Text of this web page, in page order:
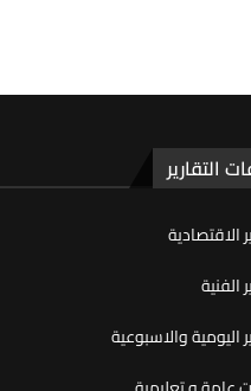
التقارير
الاقتصادية
الفنية
اليومية والاسبوعية